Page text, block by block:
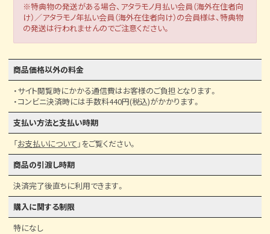
※特典物の発送がある場合、アタラモノ月払い会員（海外在住者向
け）／アタラモノ年払い会員（海外在住者向け）の会員様は、特典物
の発送は行われませんのでご注意ください。
商品価格以外の料金
・サイト閲覧時にかかる通信費はお客様のご負担となります。
・コンビニ決済時には手数料440円(税込)がかかります。
支払い方法と支払い時期
「お支払いについて 」をご覧ください。
商品の引渡し時期
決済完了後直ちに利用できます。
購入に関する制限
特になし